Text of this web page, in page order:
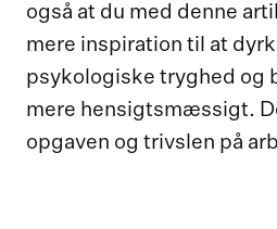
også at du med denne
mere inspiration til at
psykologiske tryghed og
mere hensigtsmæssigt.
opgaven og trivslen på